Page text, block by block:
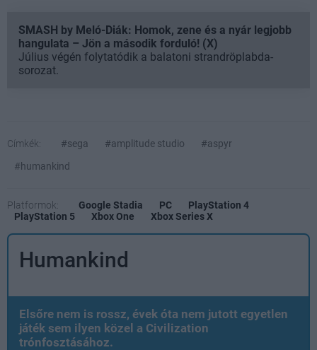
SMASH by Meló-Diák: Homok, zene és a nyár legjobb
hangulata – Jön a második forduló! (X)
Július végén folytatódik a balatoni strandröplabda-
sorozat.
Címkék: #sega #amplitude studio
#aspyr
#humankind
Platformok: Google Stadia PC
PlayStation 4
PlayStation 5
Xbox One Xbox Series X
Humankind
Elsőre nem is rossz, évek óta nem jutott egyetlen
játék sem ilyen közel a Civilization
trónfosztásához.